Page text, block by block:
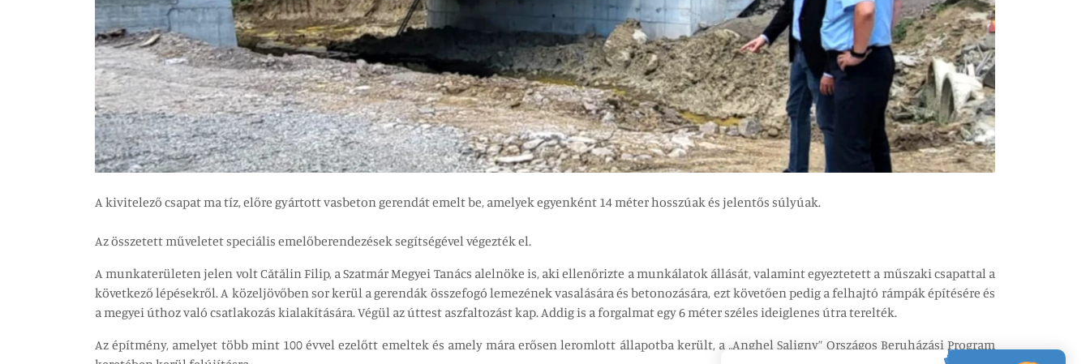
A kivitelező csapat ma tíz, előre gyártott vasbeton gerendát emelt be, amelyek egyenként 14 méter hosszúak és jelentős súlyúak.
Az összetett műveletet speciális emelőberendezések segítségével végezték el.
A munkaterületen jelen volt Cătălin Filip, a Szatmár Megyei Tanács alelnöke is, aki ellenőrizte a munkálatok állását, valamint egyeztetett a műszaki csapattal a
következő lépésekről. A közeljövőben sor kerül a gerendák összefogó lemezének vasalására és betonozására, ezt követően pedig a felhajtó rámpák építésére és
a megyei úthoz való csatlakozás kialakítására. Végül az úttest aszfaltozást kap. Addig is a forgalmat egy 6 méter széles ideiglenes útra terelték.
Az építmény, amelyet több mint 100 évvel ezelőtt emeltek és amely mára erősen leromlott állapotba került, a „Anghel Saligny” Országos Beruházási Program